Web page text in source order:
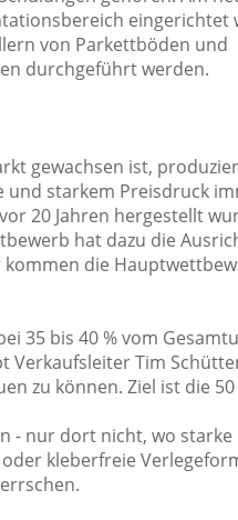
eingerichtet
von Parkettböden und
durchgeführt werden.
gewachsen ist,
und starkem Preisdruck
20 Jahren hergestellt
hat dazu die
die
35 bis 40 % vom
Verkaufsleiter Tim
zu können. Ziel ist die 50
- nur dort nicht, wo starke
kleberfreie